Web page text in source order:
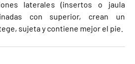
laterales (insertos o jaula
con superior, crean un
sujeta y contiene mejor el pie.